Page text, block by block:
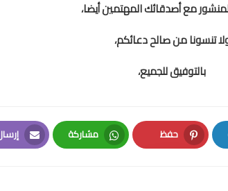
مع أصدقائك المهتمين أيضا،
تنسونا من صالح دعائكم،
بالتوفيق للجميع،
حفظ
Pinterest
مشاركة
Whatsapp
Email